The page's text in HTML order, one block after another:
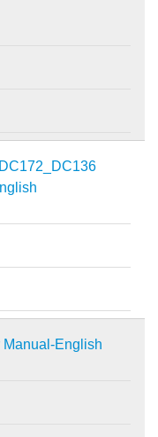
Manual-English